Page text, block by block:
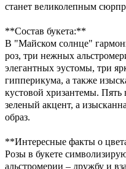
станет великолепным
**Состав букета:**
В "Майском солнце"
роз, три нежных
элегантных эустомы, три
гипперикума, а также
кустовой хризантемы. Пять
зеленый акцент, а
образ.
**Интересные факты о
Розы в букете
альстромерии – дружбу и